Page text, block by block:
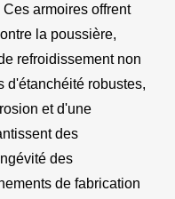
armoires offrent
la poussière,
refroidissement non
d'étanchéité robustes,
et d'une
des
des
de fabrication